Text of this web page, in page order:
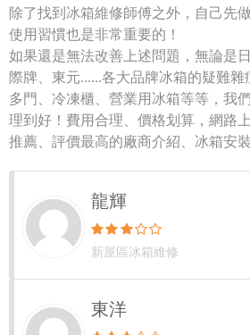
除了找到冰箱維修師傅之外，自己先
使用習慣也是非常重要的！
如果還是無法改善上述問題，無論是
際牌、東元......各大品牌冰箱的疑難雜
多門、冷凍櫃、營業用冰箱等等，我
理到好！費用合理、價格划算，網路
推薦、評價最高的廠商介紹、冰箱安
龍輝
新屋區冰箱維修
東洋